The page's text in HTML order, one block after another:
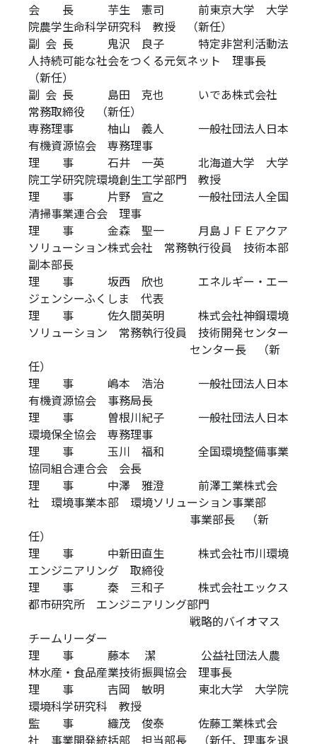
会 長 芋生 憲司 前東京大学 大学
院農学生命科学研究科 教授 （新任）
副 会 長 鬼沢 良子 特定非営利活動法
人持続可能な社会をつくる元気ネット 理事長
（新任）
副 会 長 島田 克也 いであ株式会社
常務取締役 （新任）
専務理事 柚山 義人 一般社団法人日本
有機資源協会 専務理事
理 事 石井 一英 北海道大学 大学
院工学研究院環境創生工学部門 教授
理 事 片野 宣之 一般社団法人全国
清掃事業連合会 理事
理 事 金森 聖一 月島ＪＦＥアクア
ソリューション株式会社 常務執行役員 技術本部
副本部長
理 事 坂西 欣也 エネルギー・エー
ジェンシーふくしま 代表
理 事 佐久間英明 株式会社神鋼環境
ソリューション 常務執行役員 技術開発センター
センター長 （新
任）
理 事 嶋本 浩治 一般社団法人日本
有機資源協会 事務局長
理 事 曽根川紀子 一般社団法人日本
環境保全協会 専務理事
理 事 玉川 福和 全国環境整備事業
協同組合連合会 会長
理 事 中澤 雅澄 前澤工業株式会
社 環境事業本部 環境ソリューション事業部
事業部長 （新
任）
理 事 中新田直生 株式会社市川環境
エンジニアリング 取締役
理 事 秦 三和子 株式会社エックス
都市研究所 エンジニアリング部門
戦略的バイオマス
チームリーダー
理 事 藤本 潔 公益社団法人農
林水産・食品産業技術振興協会 理事長
理 事 吉岡 敏明 東北大学 大学院
環境科学研究科 教授
監 事 織茂 俊泰 佐藤工業株式会
社 事業開発統括部 担当部長 （新任、理事を退